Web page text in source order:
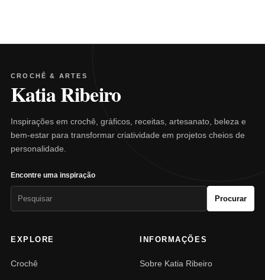
CROCHÊ & ARTES
Katia Ribeiro
Inspirações em crochê, gráficos, receitas, artesanato, beleza e
bem-estar para transformar criatividade em projetos cheios de
personalidade.
Encontre uma inspiração
Procurar
EXPLORE
Crochê
INFORMAÇÕES
Sobre Katia Ribeiro